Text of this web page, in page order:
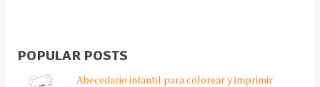
POPULAR POSTS
Abecedario infantil para colorear y imprimir